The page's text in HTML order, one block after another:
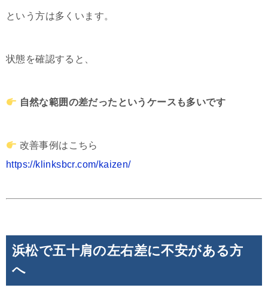
という方は多くいます。
状態を確認すると、
自然な範囲の差だったというケースも多いです
改善事例はこちら
https://klinksbcr.com/kaizen/
浜松で五十肩の左右差に不安がある方
へ